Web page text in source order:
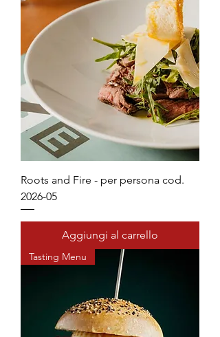
Roots and Fire - per persona cod.
2026-05
Aggiungi al carrello
Tasting Menu